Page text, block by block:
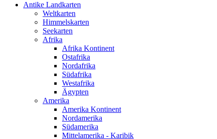
Antike Landkarten
Weltkarten
Himmelskarten
Seekarten
Afrika
Afrika Kontinent
Ostafrika
Nordafrika
Südafrika
Westafrika
Ägypten
Amerika
Amerika Kontinent
Nordamerika
Südamerika
Mittelamerika - Karibik